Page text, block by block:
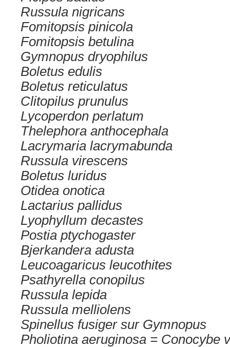
Russula nigricans
Fomitopsis pinicola
Fomitopsis betulina
Gymnopus dryophilus
Boletus edulis
Boletus reticulatus
Clitopilus prunulus
Lycoperdon perlatum
Thelephora anthocephala
Lacrymaria lacrymabunda
Russula virescens
Boletus luridus
Otidea onotica
Lactarius pallidus
Lyophyllum decastes
Postia ptychogaster
Bjerkandera adusta
Leucoagaricus leucothites
Psathyrella conopilus
Russula lepida
Russula melliolens
Spinellus fusiger sur Gymnopus
Pholiotina aeruginosa = Conocybe